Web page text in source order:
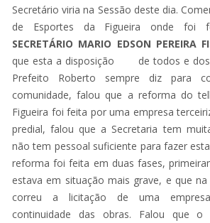
Secretário viria na Sessão deste dia.
de Esportes da Figueira onde foi
SECRETÁRIO MARIO EDSON PEREIRA
que esta a disposição de todos e dos
Prefeito Roberto sempre diz para
comunidade, falou que a reforma do
Figueira foi feita por uma empresa
predial, falou que a Secretaria tem
não tem pessoal suficiente para fazer
reforma foi feita em duas fases,
estava em situação mais grave, e que
correu a licitação de uma
continuidade das obras. Falou que o